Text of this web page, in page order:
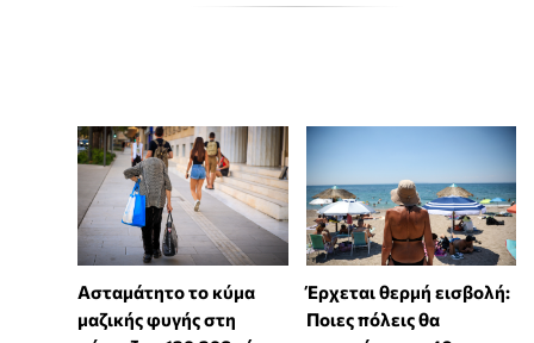
Ασταμάτητο το κύμα
μαζικής φυγής στη
Έρχεται θερμή εισβολή:
Ποιες πόλεις θα